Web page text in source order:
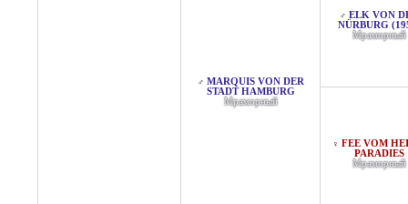
♂ MARQUIS VON DER
STADT HAMBURG
Мраморный
♂ ELK VON
NÜRBURG
Мраморный
♀ FEE VOM
PARADIES
Мраморный